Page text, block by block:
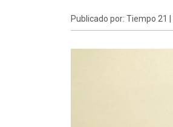
Publicado por: Tiempo 21 |